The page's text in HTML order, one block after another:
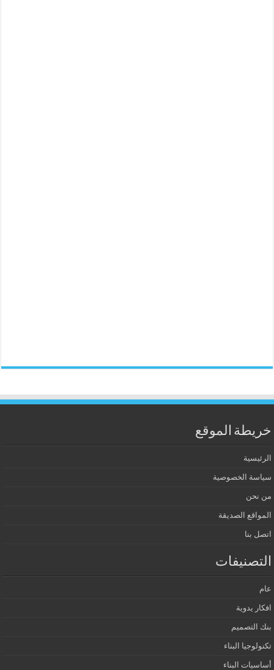
خريطة الموقع
الرئيسية
سياسة الخصوصية
من نحن
المواقع الصديقة
اتصل بنا
التصنيفات
عام
افكار يدوية
بنك التصميم
تكنولوجيا البناء
أساسيات البناء